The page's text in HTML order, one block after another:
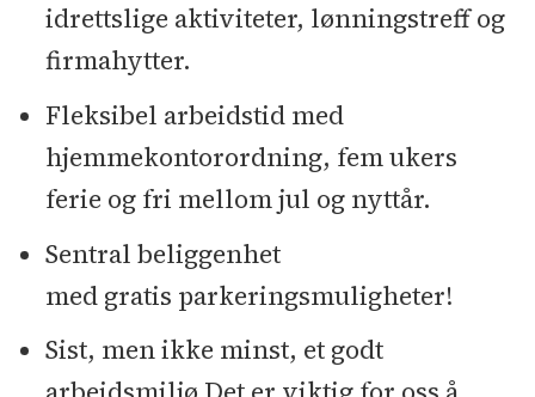
idrettslige aktiviteter, lønningstreff og
firmahytter.
Fleksibel arbeidstid med
hjemmekontorordning, fem ukers
ferie og fri mellom jul og nyttår.
Sentral beliggenhet
med gratis parkeringsmuligheter!
Sist, men ikke minst, et godt